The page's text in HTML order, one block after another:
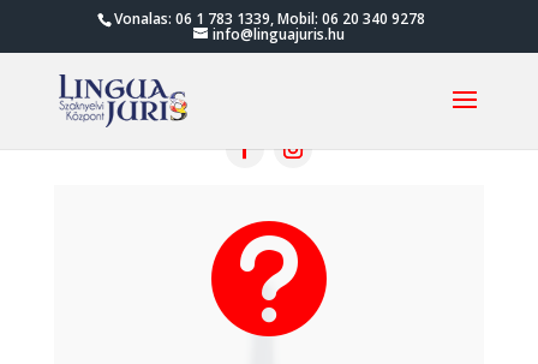
Vonalas: 06 1 783 1339, Mobil: 06 20 340 9278
info@linguajuris.hu
